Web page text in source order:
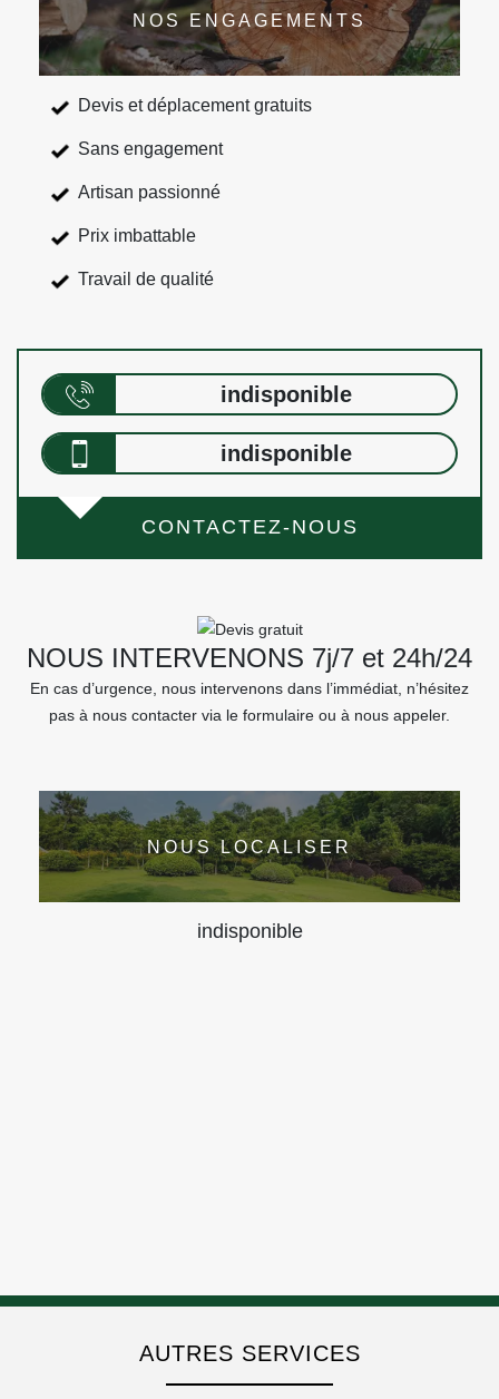
NOS ENGAGEMENTS
Devis et déplacement gratuits
Sans engagement
Artisan passionné
Prix imbattable
Travail de qualité
indisponible
indisponible
CONTACTEZ-NOUS
NOUS INTERVENONS 7j/7 et 24h/24
En cas d’urgence, nous intervenons dans l’immédiat, n’hésitez
pas à nous contacter via le formulaire ou à nous appeler.
NOUS LOCALISER
indisponible
AUTRES SERVICES